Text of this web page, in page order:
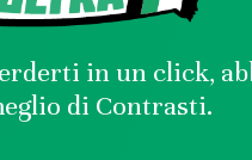
in un click,
di Contrasti.